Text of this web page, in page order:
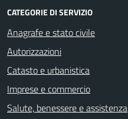
CATEGORIE DI SERVIZIO
Anagrafe e stato civile
Autorizzazioni
Catasto e urbanistica
Imprese e commercio
Salute, benessere e assistenza